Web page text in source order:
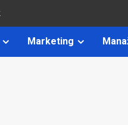
Marketing